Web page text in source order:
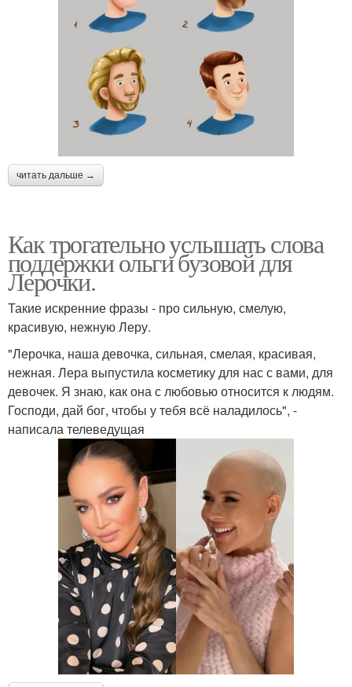
читать дальше →
Как трогательно услышать слова
поддержки ольги бузовой для
Лерочки.
Такие искренние фразы - про сильную, смелую,
красивую, нежную Леру.
"Лерочка, наша девочка, сильная, смелая, красивая,
нежная. Лера выпустила косметику для нас с вами, для
девочек. Я знаю, как она с любовью относится к людям.
Господи, дай бог, чтобы у тебя всё наладилось", -
написала телеведущая